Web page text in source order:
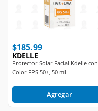
$185.99
KDELLE
Protector Solar Facial Kdelle con
Color FPS 50+, 50 ml.
Agregar